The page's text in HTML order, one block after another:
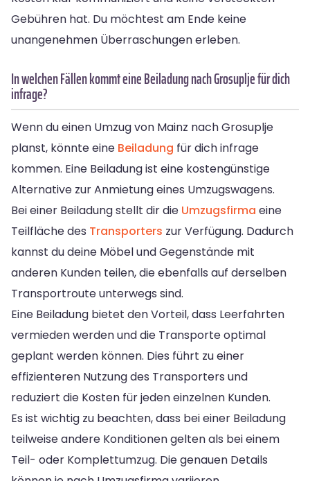
Gebühren hat. Du möchtest am Ende keine
unangenehmen Überraschungen erleben.
In welchen Fällen kommt eine Beiladung nach Grosuplje für dich
infrage?
Wenn du einen Umzug von Mainz nach Grosuplje
planst, könnte eine Beiladung für dich infrage
kommen. Eine Beiladung ist eine kostengünstige
Alternative zur Anmietung eines Umzugswagens.
Bei einer Beiladung stellt dir die Umzugsfirma eine
Teilfläche des Transporters zur Verfügung. Dadurch
kannst du deine Möbel und Gegenstände mit
anderen Kunden teilen, die ebenfalls auf derselben
Transportroute unterwegs sind.
Eine Beiladung bietet den Vorteil, dass Leerfahrten
vermieden werden und die Transporte optimal
geplant werden können. Dies führt zu einer
effizienteren Nutzung des Transporters und
reduziert die Kosten für jeden einzelnen Kunden.
Es ist wichtig zu beachten, dass bei einer Beiladung
teilweise andere Konditionen gelten als bei einem
Teil- oder Komplettumzug. Die genauen Details